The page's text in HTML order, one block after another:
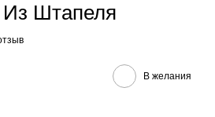
Штапеля
В желания